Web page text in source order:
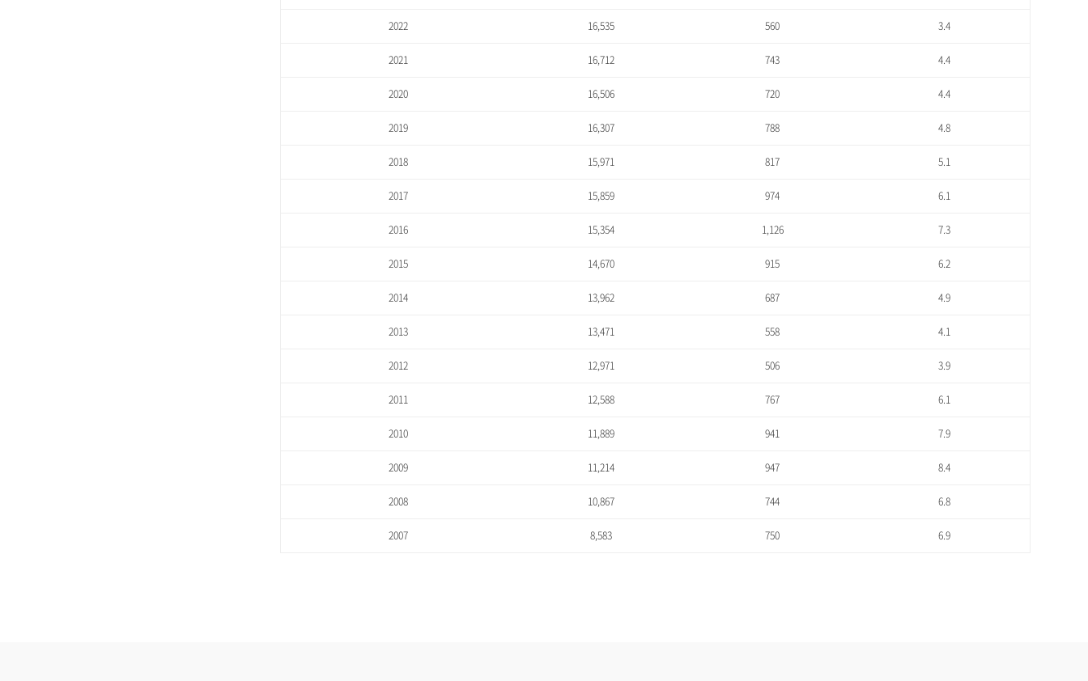
2022 16,535 560 3.4
2021 16,712 743 4.4
2020 16,506 720 4.4
2019 16,307 788 4.8
2018 15,971 817 5.1
2017 15,859 974 6.1
2016 15,354 1,126 7.3
2015 14,670 915 6.2
2014 13,962 687 4.9
2013 13,471 558 4.1
2012 12,971 506 3.9
2011 12,588 767 6.1
2010 11,889 941 7.9
2009 11,214 947 8.4
2008 10,867 744 6.8
2007 8,583 750 6.9